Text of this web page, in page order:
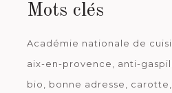
Mots clés
Académie nationale de
aix-en-provence
anti-
bio
bonne adresse carotte